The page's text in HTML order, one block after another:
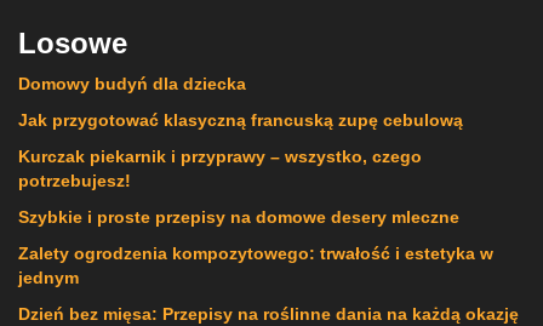
Losowe
Domowy budyń dla dziecka
Jak przygotować klasyczną francuską zupę cebulową
Kurczak piekarnik i przyprawy – wszystko, czego
potrzebujesz!
Szybkie i proste przepisy na domowe desery mleczne
Zalety ogrodzenia kompozytowego: trwałość i estetyka w
jednym
Dzień bez mięsa: Przepisy na roślinne dania na każdą okazję